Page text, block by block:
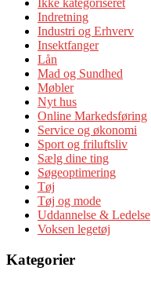
Ikke kategoriseret
Indretning
Industri og Erhverv
Insektfanger
Lån
Mad og Sundhed
Møbler
Nyt hus
Online Markedsføring
Service og økonomi
Sport og friluftsliv
Sælg dine ting
Søgeoptimering
Tøj
Tøj og mode
Uddannelse & Ledelse
Voksen legetøj
Kategorier